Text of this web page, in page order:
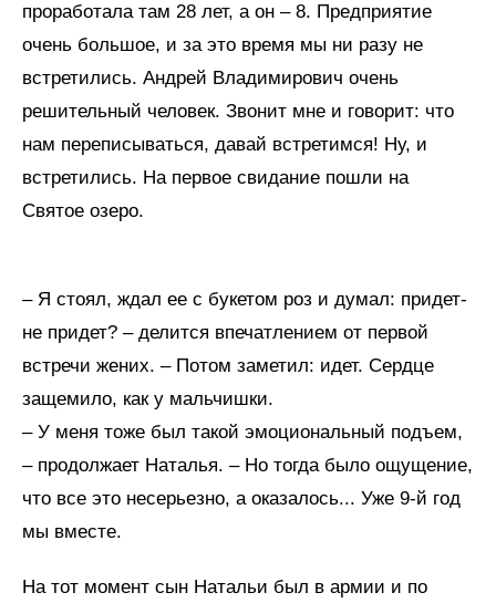
проработала там 28 лет, а он – 8. Предприятие
очень большое, и за это время мы ни разу не
встретились. Андрей Владимирович очень
решительный человек. Звонит мне и говорит: что
нам переписываться, давай встретимся! Ну, и
встретились. На первое свидание пошли на
Святое озеро.
– Я стоял, ждал ее с букетом роз и думал: придет-
не придет? – делится впечатлением от первой
встречи жених. – Потом заметил: идет. Сердце
защемило, как у мальчишки.
– У меня тоже был такой эмоциональный подъем,
– продолжает Наталья. – Но тогда было ощущение,
что все это несерьезно, а оказалось... Уже 9-й год
мы вместе.
На тот момент сын Натальи был в армии и по